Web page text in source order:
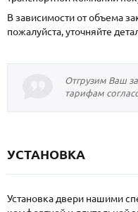
В зависимости от объема
пожалуйста, уточняйте
Отгрузим Ваш
тарифам
УСТАНОВКА
Установка двери нашими